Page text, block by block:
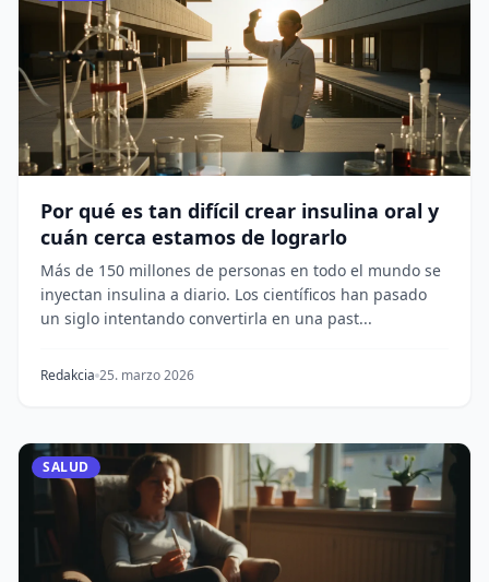
Por qué es tan difícil crear insulina oral y
cuán cerca estamos de lograrlo
Más de 150 millones de personas en todo el mundo se
inyectan insulina a diario. Los científicos han pasado
un siglo intentando convertirla en una past...
Redakcia 25. marzo 2026
SALUD